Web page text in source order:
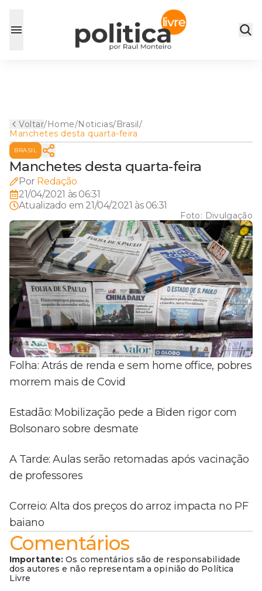
Voltar/Home/Noticias/Brasil/
Manchetes desta quarta-feira
BRASIL
Manchetes desta quarta-feira
Por Redação
21/04/2021 às 06:31
Atualizado em 21/04/2021 às 06:31
Foto: Divulgação
Folha: Atrás de renda e sem home office, pobres
morrem mais de Covid
Estadão: Mobilização pede a Biden rigor com
Bolsonaro sobre desmate
A Tarde: Aulas serão retomadas após vacinação
de professores
Correio: Alta dos preços do arroz impacta no PF
baiano
Comentários
Importante: Os comentários são de responsabilidade
dos autores e não representam a opinião do Política
Livre